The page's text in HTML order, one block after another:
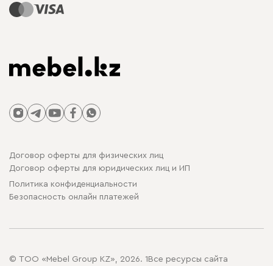
Договор оферты для физических лиц
Договор оферты для юридических лиц и ИП
Политика конфиденциальности
Безопасность онлайн платежей
© ТОО «Mebel Group KZ», 2026. 1Все ресурсы сайта